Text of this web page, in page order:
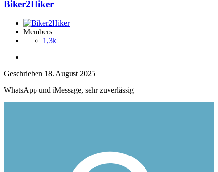
Biker2Hiker
Members
1,3k
Geschrieben 18. August 2025
WhatsApp und iMessage, sehr zuverlässig